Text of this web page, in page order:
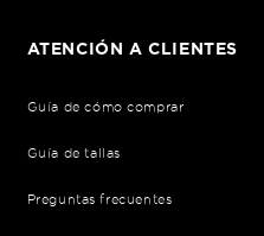
ATENCIÓN A CLIENTES
Guía de cómo comprar
Guía de tallas
Preguntas frecuentes